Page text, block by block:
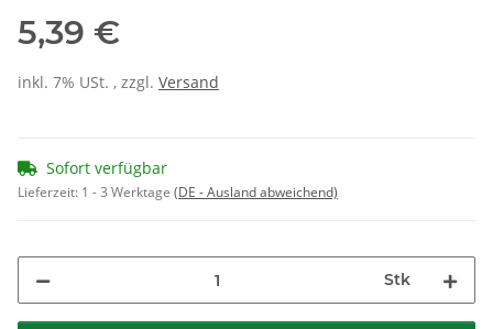
5,39 €
inkl. 7% USt. , zzgl. Versand
Sofort verfügbar
Lieferzeit: 1 - 3 Werktage (DE - Ausland abweichend)
Stk